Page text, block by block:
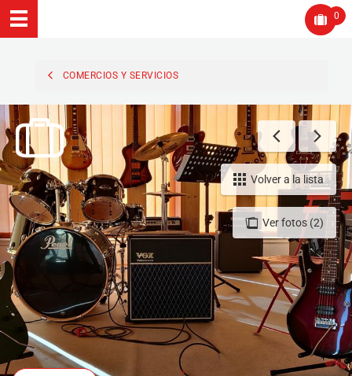
0
COMERCIOS Y SERVICIOS
Ver fotos (2)
Volver a la lista